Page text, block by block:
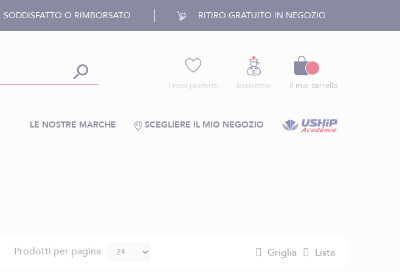
SODDISFATTO O RIMBORSATO RITIRO GRATUITO IN NEGOZIO
I miei preferiti Iscrivetevi Il mio carrello
SCEGLIERE IL MIO NEGOZIO
LE NOSTRE MARCHE
ImpostaProdotti per pagina Griglia Lista